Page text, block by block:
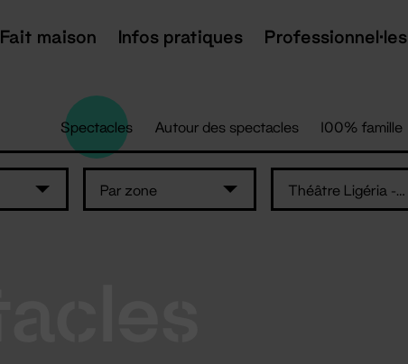
Fait maison Infos pratiques Professionnel·les
Spectacles Autour des spectacles 100% famille
Par zone Théâtre Ligéria - Sainte-Luce-sur-Loire